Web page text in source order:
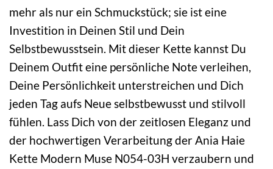
mehr als nur ein Schmuckstück; sie ist eine
Investition in Deinen Stil und Dein
Selbstbewusstsein. Mit dieser Kette kannst Du
Deinem Outfit eine persönliche Note verleihen,
Deine Persönlichkeit unterstreichen und Dich
jeden Tag aufs Neue selbstbewusst und stilvoll
fühlen. Lass Dich von der zeitlosen Eleganz und
der hochwertigen Verarbeitung der Ania Haie
Kette Modern Muse N054-03H verzaubern und